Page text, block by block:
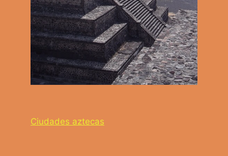
Ciudades aztecas